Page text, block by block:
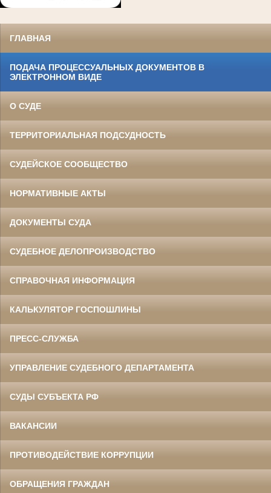
ГЛАВНАЯ
ПОДАЧА ПРОЦЕССУАЛЬНЫХ ДОКУМЕНТОВ В
ЭЛЕКТРОННОМ ВИДЕ
О СУДЕ
ТЕРРИТОРИАЛЬНАЯ ПОДСУДНОСТЬ
СУДЕЙСКОЕ СООБЩЕСТВО
НОРМАТИВНЫЕ АКТЫ
ДОКУМЕНТЫ СУДА
СУДЕБНОЕ ДЕЛОПРОИЗВОДСТВО
СПРАВОЧНАЯ ИНФОРМАЦИЯ
КАЛЬКУЛЯТОР ГОСПОШЛИНЫ
ПРЕСС-СЛУЖБА
УПРАВЛЕНИЕ СУДЕБНОГО ДЕПАРТАМЕНТА
СУДЫ СУБЪЕКТА РФ
ВАКАНСИИ
ПРОТИВОДЕЙСТВИЕ КОРРУПЦИИ
ОБРАЩЕНИЯ ГРАЖДАН